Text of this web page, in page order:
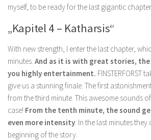
myself, to be ready for the last gigantic chapter.
„Kapitel 4 – Katharsis“
With new strength, I enter the last chapter,
minutes. And as it is with great stories,
you highly entertainment. FINSTERFORST
give us a stunning finale. The first
from the third minute. This awesome sounds
case! From the tenth minute, the sound
even more intensity . In the last minutes
beginning of the story.